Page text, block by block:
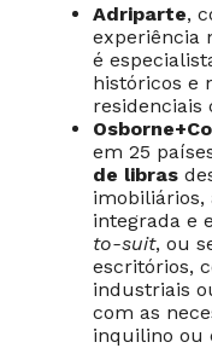
Adriparte,
experiência
é
históricos e
residenciais
Osborne+Co
em 25
de libras
imobiliários,
integrada e
to-suit, ou
escritórios,
industriais
com as
inquilino ou